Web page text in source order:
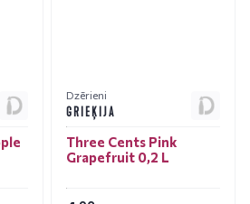
Dzērieni
GRIEĶIJA
Three Cents Pink
Grapefruit 0,2 L